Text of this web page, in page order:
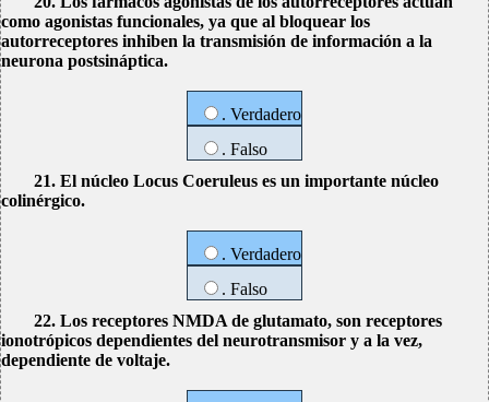
como agonistas funcionales, ya que al bloquear los
autorreceptores inhiben la transmisión de información a la
neurona postsináptica.
. Verdadero
. Falso
21. El núcleo Locus Coeruleus es un importante núcleo
colinérgico.
. Verdadero
. Falso
22. Los receptores NMDA de glutamato, son receptores
ionotrópicos dependientes del neurotransmisor y a la vez,
dependiente de voltaje.